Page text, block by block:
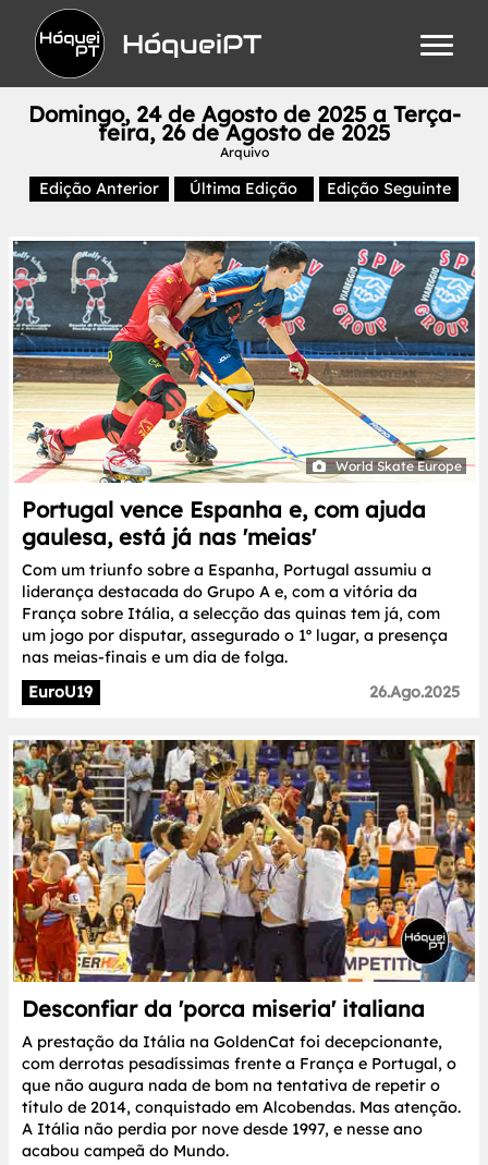
HóqueiPT
Domingo, 24 de Agosto de 2025 a Terça-
feira, 26 de Agosto de 2025
Arquivo
Edição Anterior Última Edição Edição Seguinte
World Skate Europe
Portugal vence Espanha e, com ajuda
gaulesa, está já nas 'meias'
Com um triunfo sobre a Espanha, Portugal assumiu a
liderança destacada do Grupo A e, com a vitória da
França sobre Itália, a selecção das quinas tem já, com
um jogo por disputar, assegurado o 1º lugar, a presença
nas meias-finais e um dia de folga.
EuroU19
26.Ago.2025
Desconfiar da 'porca miseria' italiana
A prestação da Itália na GoldenCat foi decepcionante,
com derrotas pesadíssimas frente a França e Portugal, o
que não augura nada de bom na tentativa de repetir o
título de 2014, conquistado em Alcobendas. Mas atenção.
A Itália não perdia por nove desde 1997, e nesse ano
acabou campeã do Mundo.